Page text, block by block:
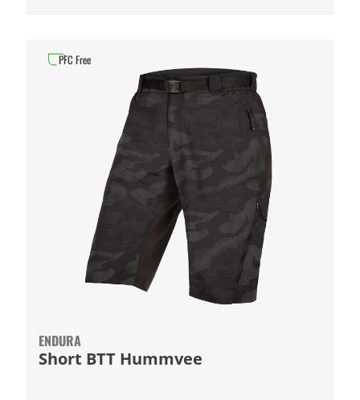
ENDURA
Short BTT Hummvee
PFC Free